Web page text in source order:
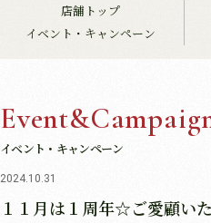
店舗トップ
イベント・キャンペーン
イベント・キャンペーン
2024.10.31
１１月は１周年☆ご愛顧い